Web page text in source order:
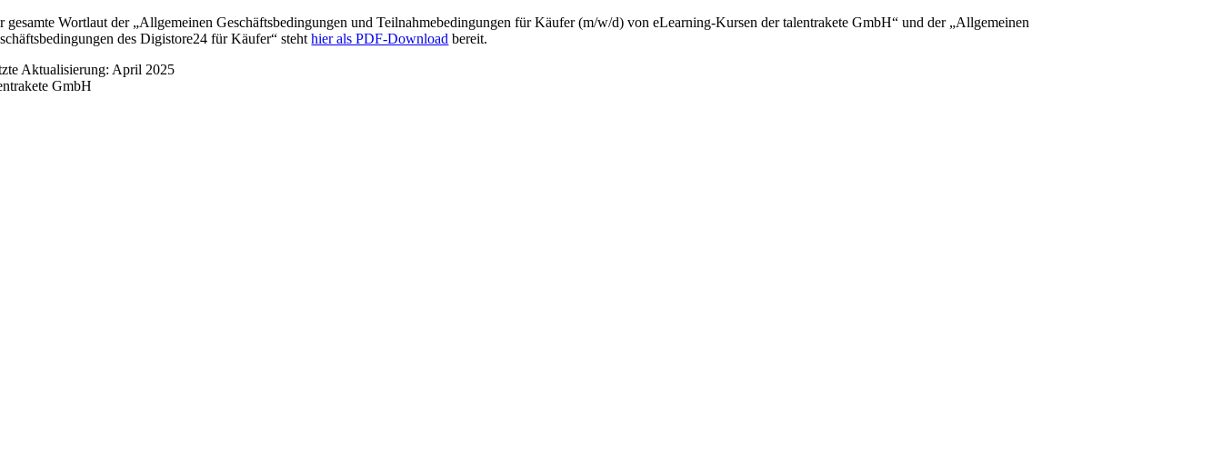
gesamte Wortlaut der „Allgemeinen Geschäftsbedingungen und Teilnahmebedingungen für Käufer (m/w/d) von eLearning-Kursen der talentrakete GmbH“ und der „Allgemeinen
des Digistore24 für Käufer“ stehthier als PDF-Download bereit.
Aktualisierung: April 2025
GmbH